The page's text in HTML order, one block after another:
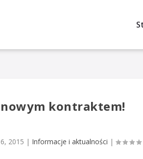
kontraktem!
2015 | Informacje i aktualności |